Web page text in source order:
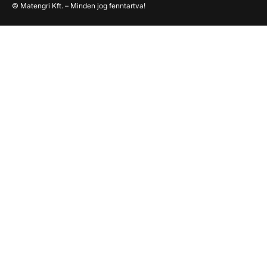
© Matengri Kft. – Minden jog fenntartva!